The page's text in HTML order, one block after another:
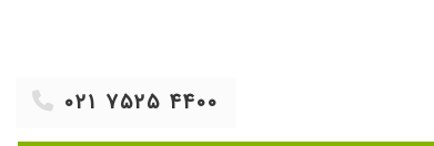
۰۲۱ ۷۵۲۵ ۴۴۰۰